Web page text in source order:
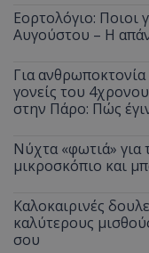
Εορτολόγιο: Ποιοι
Αυγούστου – Η
Για
γονείς του
στην Πάρο: Πώς
Νύχτα «φωτιά» για
μικροσκόπιο και
Καλοκαιρινές
καλύτερους
σου